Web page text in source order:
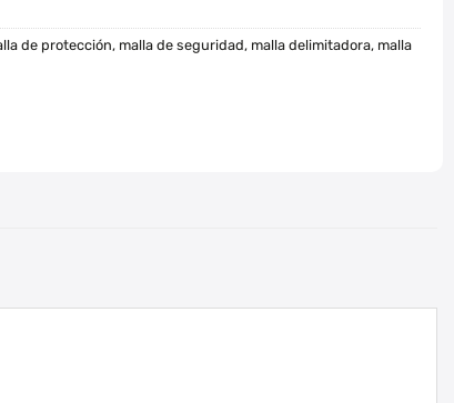
de protección, malla de seguridad, malla delimitadora, malla